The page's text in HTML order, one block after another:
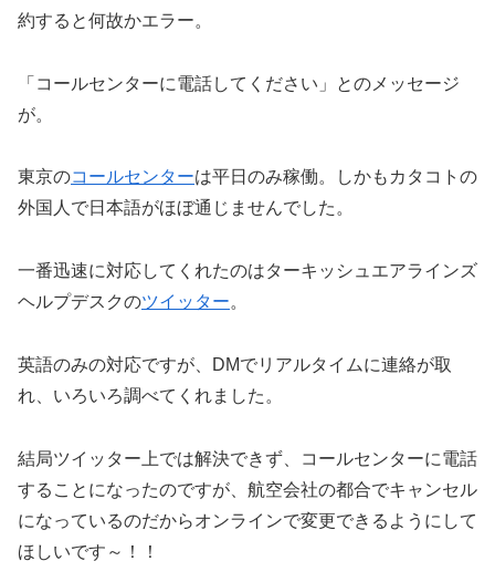
約すると何故かエラー。
「コールセンターに電話してください」とのメッセージ
が。
東京のコールセンターは平日のみ稼働。しかもカタコトの
外国人で日本語がほぼ通じませんでした。
一番迅速に対応してくれたのはターキッシュエアラインズ
ヘルプデスクのツイッター。
英語のみの対応ですが、DMでリアルタイムに連絡が取
れ、いろいろ調べてくれました。
結局ツイッター上では解決できず、コールセンターに電話
することになったのですが、航空会社の都合でキャンセル
になっているのだからオンラインで変更できるようにして
ほしいです～！！